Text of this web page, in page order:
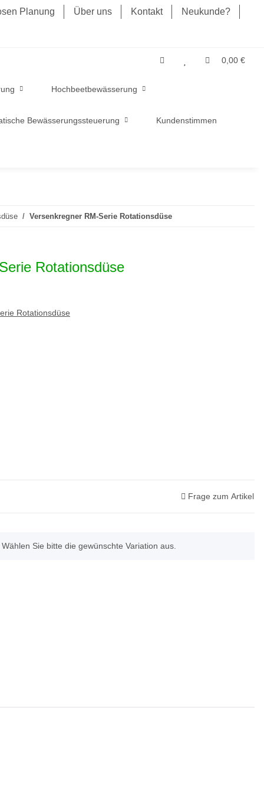
Planung Über uns Kontakt Neukunde?
0,00 €
Hochbeetbewässerung
Bewässerungssteuerung Kundenstimmen
Versenkregner RM-Serie Rotationsdüse
Rotationsdüse
Rotationsdüse
Frage zum Artikel
Sie bitte die gewünschte Variation aus.